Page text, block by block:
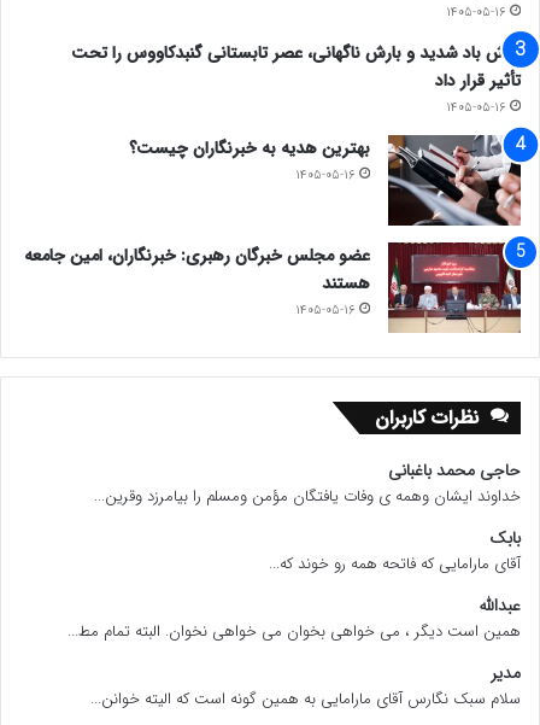
۱۴۰۵-۰۵-۱۶
وزش باد شدید و بارش ناگهانی، عصر تابستانی گنبدکاووس را تحت
تأثیر قرار داد
۱۴۰۵-۰۵-۱۶
بهترین هدیه به خبرنگاران چیست؟
۱۴۰۵-۰۵-۱۶
عضو مجلس خبرگان رهبری: خبرنگاران، امین جامعه
هستند
۱۴۰۵-۰۵-۱۶
نظرات کاربران
حاجی محمد باغبانی
خداوند ایشان وهمه ی وفات یافتگان مؤمن ومسلم را بیامرزد وقرین...
بابک
آقای مارامایی که فاتحه همه رو خوند که...
عبدالله
همین است دیگر ، می خواهی بخوان می خواهی نخوان. البته تمام مط...
مدیر
سلام سبک نگارس آقای مارامایی به همین گونه است که الیته خوانن...